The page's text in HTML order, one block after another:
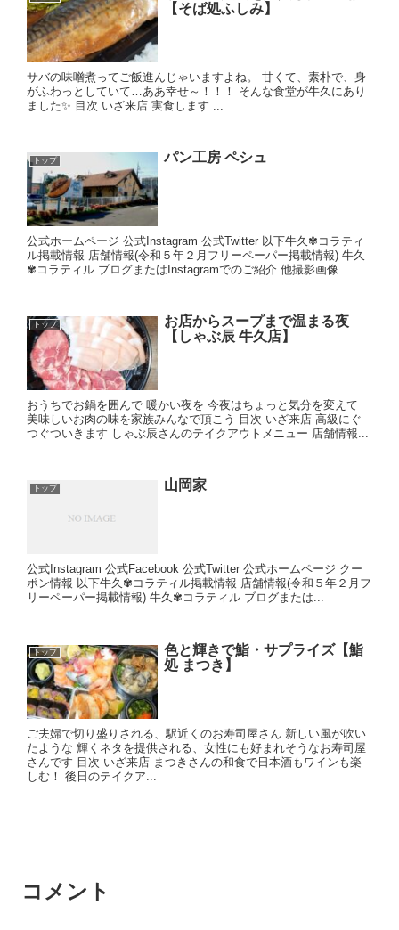
【そば処ふしみ】
サバの味噌煮ってご飯進んじゃいますよね。 甘くて、素朴で、身
がふわっとしていて…ああ幸せ～！！！ そんな食堂が牛久にあり
ました✨ 目次 いざ来店 実食します ...
トップ パン工房 ペシュ
公式ホームページ 公式Instagram 公式Twitter 以下牛久✾コラティ
ル掲載情報 店舗情報(令和５年２月フリーペーパー掲載情報) 牛久
✾コラティル ブログまたはInstagramでのご紹介 他撮影画像 ...
トップ
お店からスープまで温まる夜
【しゃぶ辰 牛久店】
おうちでお鍋を囲んで 暖かい夜を 今夜はちょっと気分を変えて
美味しいお肉の味を家族みんなで頂こう 目次 いざ来店 高級にぐ
つぐついきます しゃぶ辰さんのテイクアウトメニュー 店舗情報...
トップ 山岡家
公式Instagram 公式Facebook 公式Twitter 公式ホームページ クー
ポン情報 以下牛久✾コラティル掲載情報 店舗情報(令和５年２月フ
リーペーパー掲載情報) 牛久✾コラティル ブログまたは...
トップ
色と輝きで鮨・サプライズ【鮨
処 まつき】
ご夫婦で切り盛りされる、駅近くのお寿司屋さん 新しい風が吹い
たような 輝くネタを提供される、女性にも好まれそうなお寿司屋
さんです 目次 いざ来店 まつきさんの和食で日本酒もワインも楽
しむ！ 後日のテイクア...
コメント